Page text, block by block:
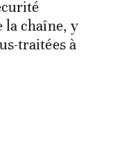
la chaîne, y
traitées à